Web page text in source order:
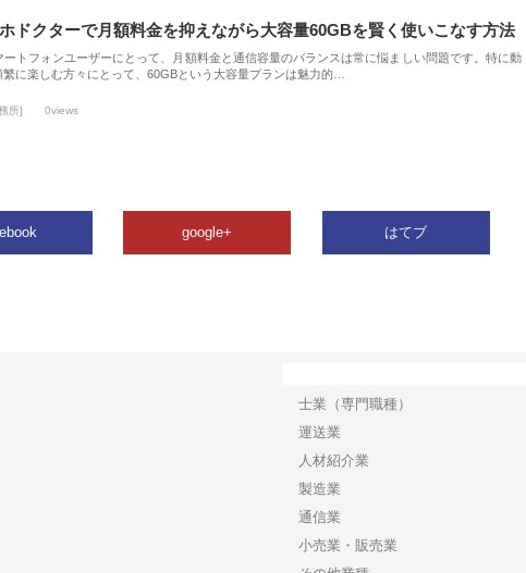
ドクターで月額料金を抑えながら大容量60GBを賢く使いこなす方法
トフォンユーザーにとって、月額料金と通信容量のバランスは常に悩ましい問題です。特に動
に楽しむ方々にとって、60GBという大容量プランは魅力的…
所] 0views
google+ はてブ
士業（専門職種）
運送業
人材紹介業
製造業
通信業
小売業・販売業